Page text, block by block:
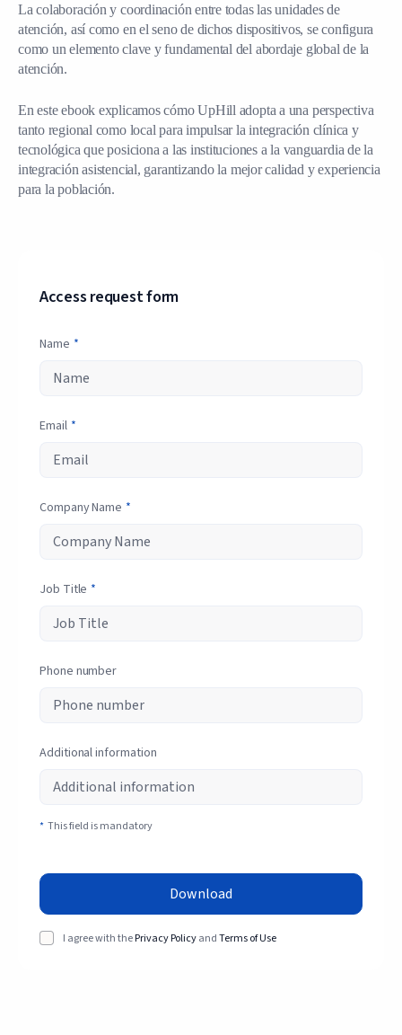
La colaboración y coordinación entre todas las unidades de
atención, así como en el seno de dichos dispositivos, se configura
como un elemento clave y fundamental del abordaje global de la
atención.
En este ebook explicamos cómo UpHill adopta a una perspectiva
tanto regional como local para impulsar la integración clínica y
tecnológica que posiciona a las instituciones a la vanguardia de la
integración asistencial, garantizando la mejor calidad y experiencia
para la población.
Access request form
Name *
Email *
Company Name *
Job Title *
Phone number
Additional information
* This field is mandatory
Download
I agree with thePrivacy PolicyandTerms of Use